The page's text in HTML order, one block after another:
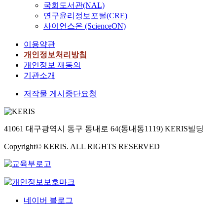
국회도서관(NAL)
연구윤리정보포털(CRE)
사이언스온 (ScienceON)
이용약관
개인정보처리방침
개인정보 재동의
기관소개
저작물 게시중단요청
41061 대구광역시 동구 동내로 64(동내동1119) KERIS빌딩
Copyright© KERIS. ALL RIGHTS RESERVED
네이버 블로그